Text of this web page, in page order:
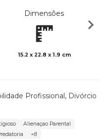
Dimensões
15.2 x 22.8 x 1.9 cm
Profissional, Divórcio
Alienaçao Parental
+8